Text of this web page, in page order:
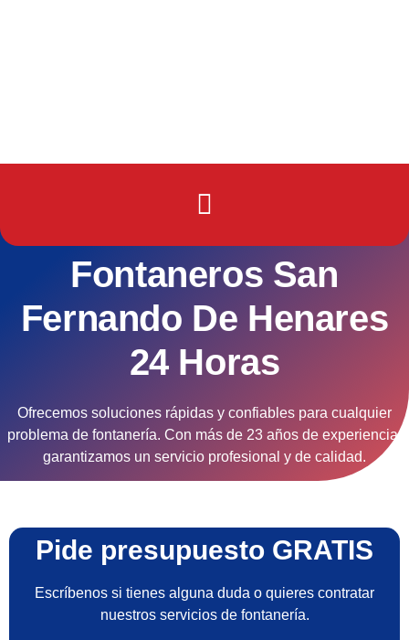
Fontaneros San
Fernando De Henares
24 Horas
Ofrecemos soluciones rápidas y confiables para cualquier
problema de fontanería. Con más de 23 años de experiencia,
garantizamos un servicio profesional y de calidad.
Pide presupuesto GRATIS
Escríbenos si tienes alguna duda o quieres contratar
nuestros servicios de fontanería.